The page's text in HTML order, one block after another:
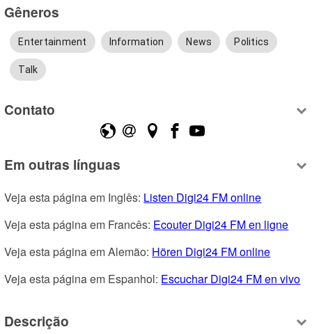
Gêneros
Entertainment Information News Politics
Talk
Contato
Em outras línguas
Veja esta página em Inglês: Listen Digi24 FM online
Veja esta página em Francês: Ecouter Digi24 FM en ligne
Veja esta página em Alemão: Hören Digi24 FM online
Veja esta página em Espanhol: Escuchar Digi24 FM en vivo
Descrição